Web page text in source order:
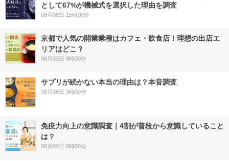
として67%が機械式を選択した理由を調査
08月08日 15時00分
京都で人気の開業業種はカフェ・飲食店！理想の出店エ
リアはどこ？
08月03日 9時00分
サプリが続かない本当の理由は？本音調査
08月06日 9時00分
免疫力向上の意識調査｜4割が普段から意識していること
は？
08月04日 9時00分